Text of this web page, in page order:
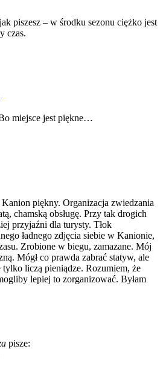
piszesz – w środku sezonu ciężko jest
czas.
miejsce jest piękne…
piękny. Organizacja zwiedzania
chamską obsługę. Przy tak drogich
przyjaźni dla turysty. Tłok
ładnego zdjęcia siebie w Kanionie,
Zrobione w biegu, zamazane. Mój
Mógł co prawda zabrać statyw, ale
tylko liczą pieniądze. Rozumiem, że
lepiej to zorganizować. Byłam
pisze: